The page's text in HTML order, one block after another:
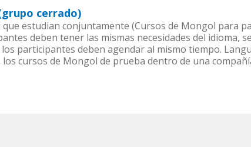
cerrado)
estudian conjuntamente (Cursos de Mongol para
deben tener las mismas necesidades del idioma,
participantes deben agendar al mismo tiempo.
cursos de Mongol de prueba dentro de una